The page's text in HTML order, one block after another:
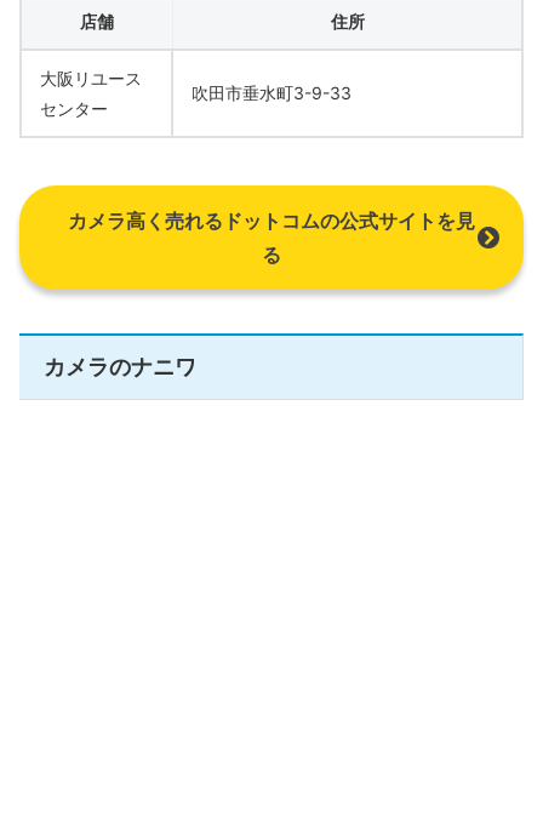
店舗 住所
大阪リユース
センター
吹田市垂水町3-9-33
カメラ高く売れるドットコムの公式サイトを見
る
カメラのナニワ